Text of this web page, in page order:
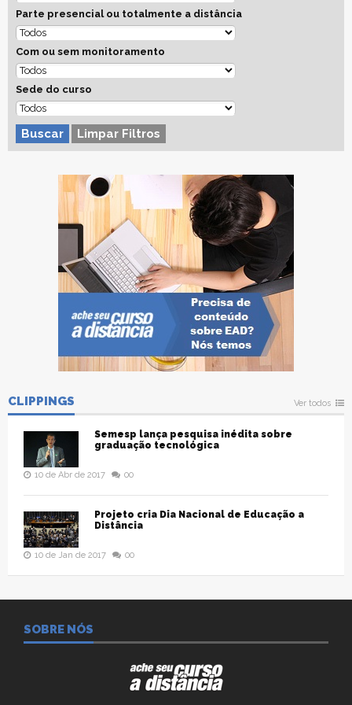
Parte presencial ou totalmente a distância
Com ou sem monitoramento
Sede do curso
Buscar Limpar Filtros
CLIPPINGS Ver todos
Semesp lança pesquisa inédita sobre
graduação tecnológica
10 de Abr de 2017 00
Projeto cria Dia Nacional de Educação a
Distância
10 de Jan de 2017 00
SOBRE NÓS